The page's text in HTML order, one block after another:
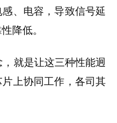
、电容，导致信号延
降低。
就是让这三种性能迥
上协同工作，各司其